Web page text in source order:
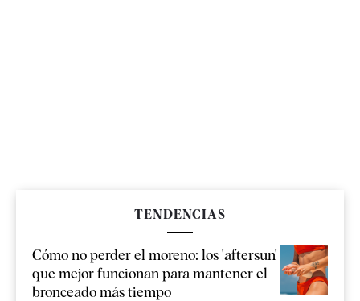
TENDENCIAS
Cómo no perder el moreno: los 'aftersun'
que mejor funcionan para mantener el
bronceado más tiempo